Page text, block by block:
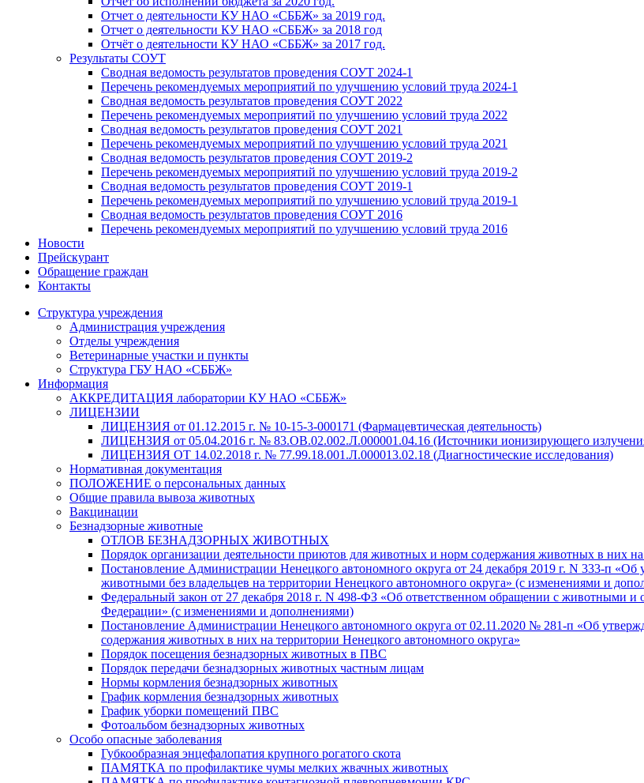
Отчет о деятельности КУ НАО «СББЖ» за 2019 год.
Отчет о деятельности КУ НАО «СББЖ» за 2018 год
Отчёт о деятельности КУ НАО «СББЖ» за 2017 год.
Результаты СОУТ
Сводная ведомость результатов проведения СОУТ 2024-1
Перечень рекомендуемых мероприятий по улучшению условий труда 2024-1
Сводная ведомость результатов проведения СОУТ 2022
Перечень рекомендуемых мероприятий по улучшению условий труда 2022
Сводная ведомость результатов проведения СОУТ 2021
Перечень рекомендуемых мероприятий по улучшению условий труда 2021
Сводная ведомость результатов проведения СОУТ 2019-2
Перечень рекомендуемых мероприятий по улучшению условий труда 2019-2
Сводная ведомость результатов проведения СОУТ 2019-1
Перечень рекомендуемых мероприятий по улучшению условий труда 2019-1
Сводная ведомость результатов проведения СОУТ 2016
Перечень рекомендуемых мероприятий по улучшению условий труда 2016
Новости
Прейскурант
Обращение граждан
Контакты
Структура учреждения
Администрация учреждения
Отделы учреждения
Ветеринарные участки и пункты
Структура ГБУ НАО «СББЖ»
Информация
АККРЕДИТАЦИЯ лаборатории КУ НАО «СББЖ»
ЛИЦЕНЗИИ
ЛИЦЕНЗИЯ от 01.12.2015 г. № 10-15-3-000171 (Фармацевтическая деятельность)
ЛИЦЕНЗИЯ от 05.04.2016 г. № 83.ОВ.02.002.Л.000001.04.16 (Источники ионизирующего
ЛИЦЕНЗИЯ ОТ 14.02.2018 г. № 77.99.18.001.Л.000013.02.18 (Диагностические исследования)
Нормативная документация
ПОЛОЖЕНИЕ о персональных данных
Общие правила вывоза животных
Вакцинации
Безнадзорные животные
ОТЛОВ БЕЗНАДЗОРНЫХ ЖИВОТНЫХ
Порядок организации деятельности приютов для животных и норм содержания животных в них
Постановление Администрации Ненецкого автономного округа от 24 декабря 2019 г. N 333-п
животными без владельцев на территории Ненецкого автономного округа» (с изменениями и
Федеральный закон от 27 декабря 2018 г. N 498-ФЗ «Об ответственном обращении с животными и
Федерации» (с изменениями и дополнениями)
Постановление Администрации Ненецкого автономного округа от 02.11.2020 № 281-п «Об
содержания животных в них на территории Ненецкого автономного округа»
Порядок посещения безнадзорных животных в ПВС
Порядок передачи безнадзорных животных частным лицам
Нормы кормления безнадзорных животных
График кормления безнадзорных животных
График уборки помещений ПВС
Фотоальбом безнадзорных животных
Особо опасные заболевания
Губкообразная энцефалопатия крупного рогатого скота
ПАМЯТКА по профилактике чумы мелких жвачных животных